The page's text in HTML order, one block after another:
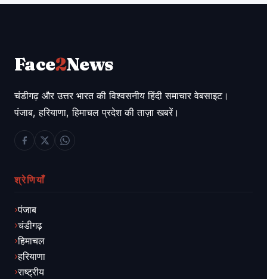
Face2News
चंडीगढ़ और उत्तर भारत की विश्वसनीय हिंदी समाचार वेबसाइट।
पंजाब, हरियाणा, हिमाचल प्रदेश की ताज़ा खबरें।
श्रेणियाँ
पंजाब
चंडीगढ़
हिमाचल
हरियाणा
राष्ट्रीय